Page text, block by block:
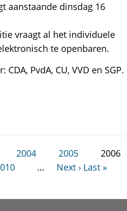
aanstaande dinsdag 16
vraagt al het individuele
te openbaren.
PvdA, CU, VVD en SGP.
2004 2005 2006
… Next › Last »